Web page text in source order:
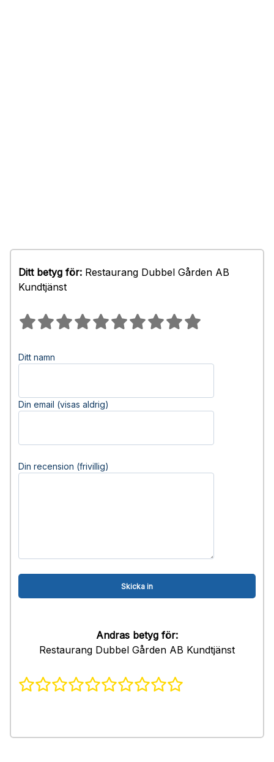
Ditt betyg för: Restaurang Dubbel Gården AB
Kundtjänst
Ditt namn
Din email (visas aldrig)
Din recension (frivillig)
Andras betyg för:
Restaurang Dubbel Gården AB Kundtjänst